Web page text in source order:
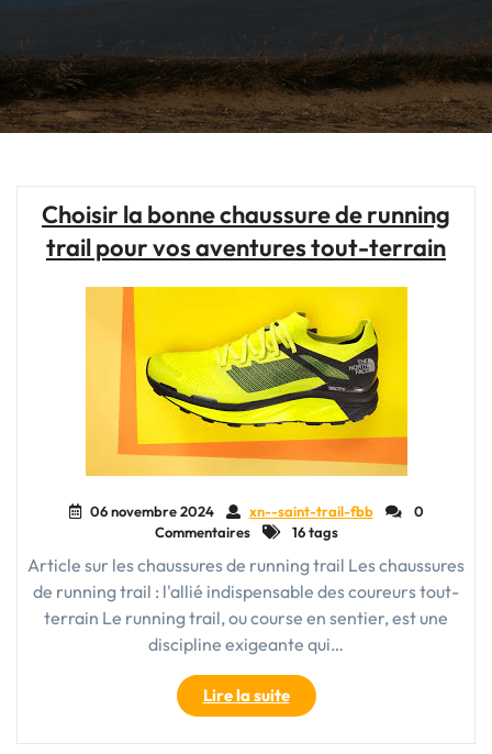
Choisir la bonne chaussure de running
trail pour vos aventures tout-terrain
06 novembre 2024 xn--saint-trail-fbb
0
Commentaires
16 tags
Article sur les chaussures de running trail Les chaussures
de running trail : l'allié indispensable des coureurs tout-
terrain Le running trail, ou course en sentier, est une
discipline exigeante qui…
Lire la suite"Choisir
la
bonne